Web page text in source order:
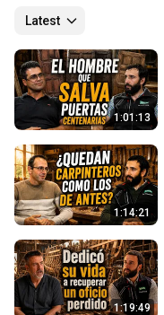
Latest
1:01:13
1:14:21
1:19:49